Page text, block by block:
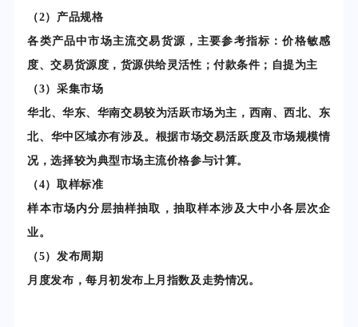
（2）产品规格
各类产品中市场主流交易货源，主要参考指标：价格敏感
度、交易货源度，货源供给灵活性；付款条件；自提为主
（3）采集市场
华北、华东、华南交易较为活跃市场为主，西南、西北、东
北、华中区域亦有涉及。根据市场交易活跃度及市场规模情
况，选择较为典型市场主流价格参与计算。
（4）取样标准
样本市场内分层抽样抽取，抽取样本涉及大中小各层次企
业。
（5）发布周期
月度发布，每月初发布上月指数及走势情况。